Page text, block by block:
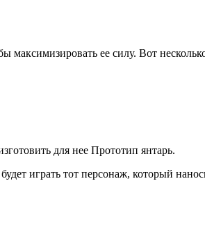
ее силу. Вот
для нее Прототип янтарь.
играть тот персонаж, который